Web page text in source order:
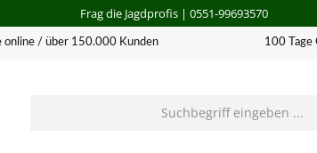
Frag die Jagdprofis| 0551-99693570
online / über 150.000 Kunden 100 Tage